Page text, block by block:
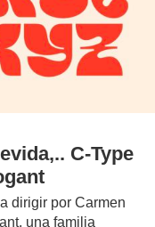
C-Type
dirigir por Carmen
una familia